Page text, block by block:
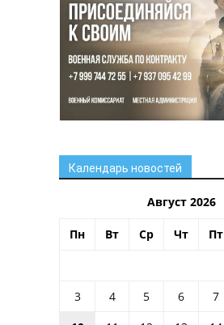
Календарь новостей
Август 2026
Пн Вт Ср Чт Пт
3
4 5 6 7